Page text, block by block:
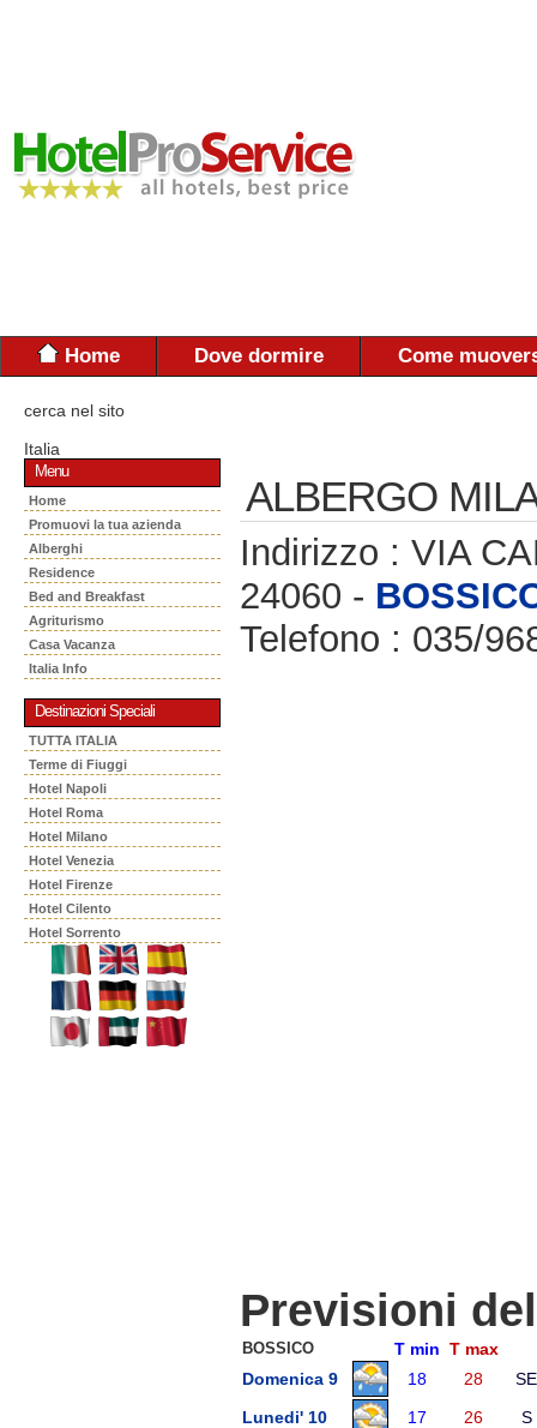
Home Dove dormire Come
cerca nel sito
Italia
Menu
Home
Promuovi la tua azienda
Alberghi
Residence
Bed and Breakfast
Agriturismo
Casa Vacanza
Italia Info
Destinazioni Speciali
TUTTA ITALIA
Terme di Fiuggi
Hotel Napoli
Hotel Roma
Hotel Milano
Hotel Venezia
Hotel Firenze
Hotel Cilento
Hotel Sorrento
ALBERGO
Indirizzo : VIA
24060 -
Telefono : 035/
Previsioni
BOSSICO T min T max
Domenica 9
18 28
SE
Lunedi' 10
17 26
S